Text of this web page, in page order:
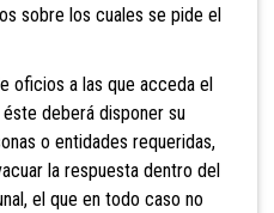
sobre los cuales se pide el
a las que acceda el
deberá disponer su
o entidades requeridas,
la respuesta dentro del
el que en todo caso no